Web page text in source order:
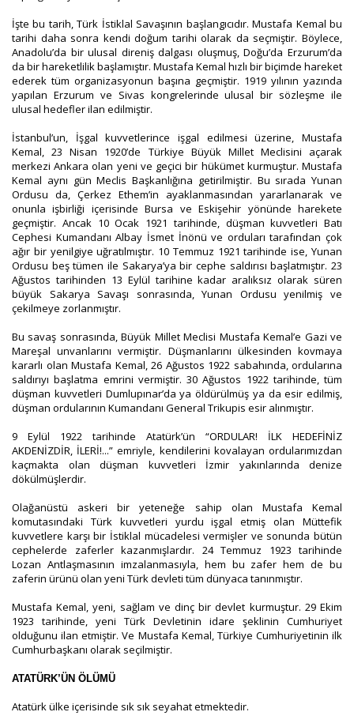
İşte bu tarih, Türk İstiklal Savaşının başlangıcıdır. Mustafa Kemal bu
tarihi daha sonra kendi doğum tarihi olarak da seçmiştir. Böylece,
Anadolu’da bir ulusal direniş dalgası oluşmuş, Doğu’da Erzurum’da
da bir hareketlilik başlamıştır. Mustafa Kemal hızlı bir biçimde hareket
ederek tüm organizasyonun başına geçmiştir. 1919 yılının yazında
yapılan Erzurum ve Sivas kongrelerinde ulusal bir sözleşme ile
ulusal hedefler ilan edilmiştir.
İstanbul’un, İşgal kuvvetlerince işgal edilmesi üzerine, Mustafa
Kemal, 23 Nisan 1920’de Türkiye Büyük Millet Meclisini açarak
merkezi Ankara olan yeni ve geçici bir hükümet kurmuştur. Mustafa
Kemal aynı gün Meclis Başkanlığına getirilmiştir. Bu sırada Yunan
Ordusu da, Çerkez Ethem’in ayaklanmasından yararlanarak ve
onunla işbirliği içerisinde Bursa ve Eskişehir yönünde harekete
geçmiştir. Ancak 10 Ocak 1921 tarihinde, düşman kuvvetleri Batı
Cephesi Kumandanı Albay İsmet İnönü ve orduları tarafından çok
ağır bir yenilgiye uğratılmıştır. 10 Temmuz 1921 tarihinde ise, Yunan
Ordusu beş tümen ile Sakarya’ya bir cephe saldırısı başlatmıştır. 23
Ağustos tarihinden 13 Eylül tarihine kadar aralıksız olarak süren
büyük Sakarya Savaşı sonrasında, Yunan Ordusu yenilmiş ve
çekilmeye zorlanmıştır.
Bu savaş sonrasında, Büyük Millet Meclisi Mustafa Kemal’e Gazi ve
Mareşal unvanlarını vermiştir. Düşmanlarını ülkesinden kovmaya
kararlı olan Mustafa Kemal, 26 Ağustos 1922 sabahında, ordularına
saldırıyı başlatma emrini vermiştir. 30 Ağustos 1922 tarihinde, tüm
düşman kuvvetleri Dumlupınar’da ya öldürülmüş ya da esir edilmiş,
düşman ordularının Kumandanı General Trikupis esir alınmıştır.
9 Eylül 1922 tarihinde Atatürk’ün “ORDULAR! İLK HEDEFİNİZ
AKDENİZDİR, İLERİ!...” emriyle, kendilerini kovalayan ordularımızdan
kaçmakta olan düşman kuvvetleri İzmir yakınlarında denize
dökülmüşlerdir.
Olağanüstü askeri bir yeteneğe sahip olan Mustafa Kemal
komutasındaki Türk kuvvetleri yurdu işgal etmiş olan Müttefik
kuvvetlere karşı bir İstiklal mücadelesi vermişler ve sonunda bütün
cephelerde zaferler kazanmışlardır. 24 Temmuz 1923 tarihinde
Lozan Antlaşmasının imzalanmasıyla, hem bu zafer hem de bu
zaferin ürünü olan yeni Türk devleti tüm dünyaca tanınmıştır.
Mustafa Kemal, yeni, sağlam ve dinç bir devlet kurmuştur. 29 Ekim
1923 tarihinde, yeni Türk Devletinin idare şeklinin Cumhuriyet
olduğunu ilan etmiştir. Ve Mustafa Kemal, Türkiye Cumhuriyetinin ilk
Cumhurbaşkanı olarak seçilmiştir.
ATATÜRK’ÜN ÖLÜMÜ
Atatürk ülke içerisinde sık sık seyahat etmektedir.